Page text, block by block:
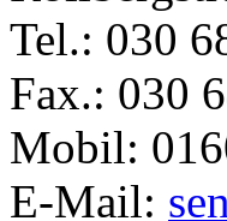
Tel.: 030
Fax.: 030
Mobil:
E-Mail: